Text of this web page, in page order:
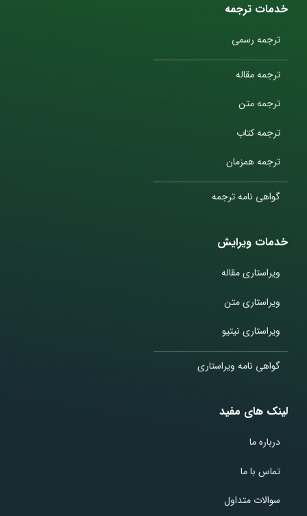
خدمات ترجمه
ترجمه رسمی
ترجمه مقاله
ترجمه متن
ترجمه کتاب
ترجمه همزمان
گواهی نامه ترجمه
خدمات ویرایش
ویراستاری مقاله
ویراستاری متن
ویراستاری نیتیو
گواهی نامه ویراستاری
لینک های مفید
درباره ما
تماس با ما
سوالات متداول